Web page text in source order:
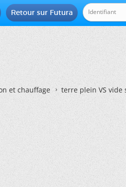
Retour sur Futura
et chauffage terre plein VS vide